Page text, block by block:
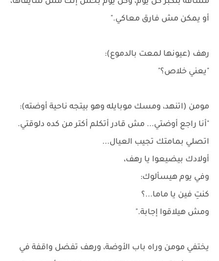
أو يمكن مش فارق معاكي."
رهف (عيونها لمعت بالدموع):
"يعني خلاص؟"
مومن (اتنهد، ومسك موبايله وهو بيتجه ناحية أوضته):
"أنا راجع أوضتي... مش قادر أتكلم أكتر من كده دلوقتي.
اتصلي بمامتك تجيب العيال...
أولادك بيضيعوا يا رهف،
وفي يوم هيسألوك:
كنتِ فين يا ماما...؟
ومش هيلاقوا إجابة."
يختفي مومن وراه باب الأوضة، ورهف تفضل واقفة في